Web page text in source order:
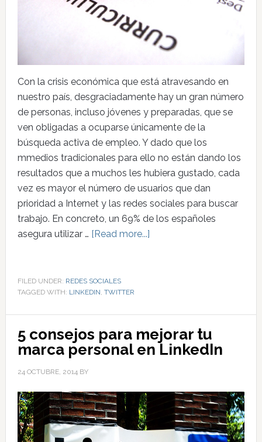
Con la crisis económica que está atravesando en
nuestro país, desgraciadamente hay un gran número
de personas, incluso jóvenes y preparadas, que se
ven obligadas a ocuparse únicamente de la
búsqueda activa de empleo. Y dado que los
mmedios tradicionales para ello no están dando los
resultados que a muchos les hubiera gustado, cada
vez es mayor el número de usuarios que dan
prioridad a Internet y las redes sociales para buscar
trabajo. En concreto, un 69% de los españoles
asegura utilizar … [Read more...]
FILED UNDER: REDES SOCIALES
TAGGED WITH: LINKEDIN TWITTER
5 consejos para mejorar tu
marca personal en LinkedIn
24 OCTUBRE, 2014 BY